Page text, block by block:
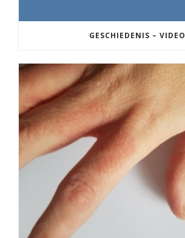
GESCHIEDENIS – VIDEO